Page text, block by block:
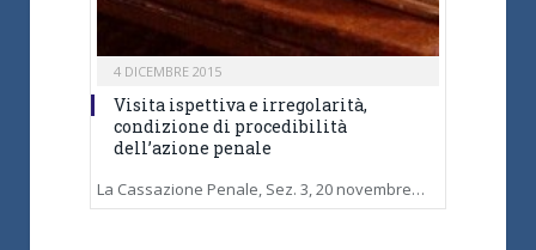
4 DICEMBRE 2015
Visita ispettiva e irregolarità,
condizione di procedibilità
dell’azione penale
La Cassazione Penale, Sez. 3, 20 novembre…